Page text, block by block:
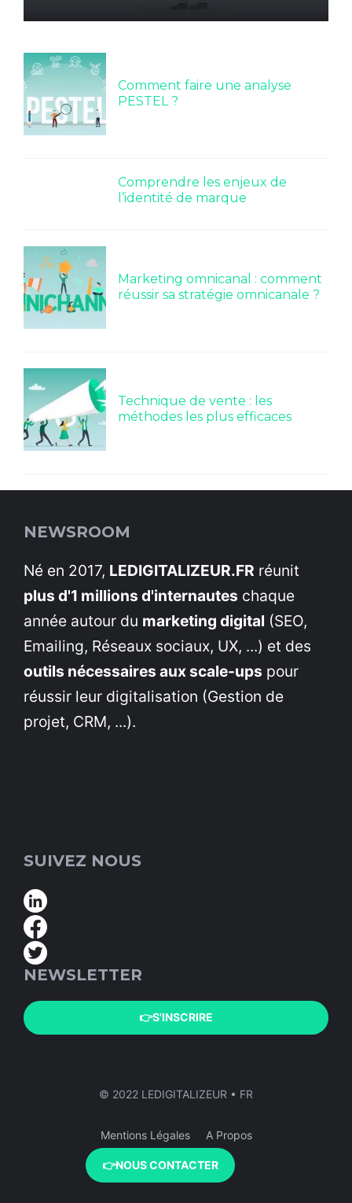
Comment faire une analyse
PESTEL ?
Comprendre les enjeux de
l’identité de marque
Marketing omnicanal : comment
réussir sa stratégie omnicanale ?
Technique de vente : les
méthodes les plus efficaces
NEWSROOM
Né en 2017, LEDIGITALIZEUR.FR réunit
plus d'1 millions d'internautes chaque
année autour du marketing digital (SEO,
Emailing, Réseaux sociaux, UX, ...) et des
outils nécessaires aux scale-ups pour
réussir leur digitalisation (Gestion de
projet, CRM, ...).
SUIVEZ NOUS
NEWSLETTER
👉S'INSCRIRE
© 2022 LEDIGITALIZEUR • FR
Mentions Légales A Propos
👉NOUS CONTACTER